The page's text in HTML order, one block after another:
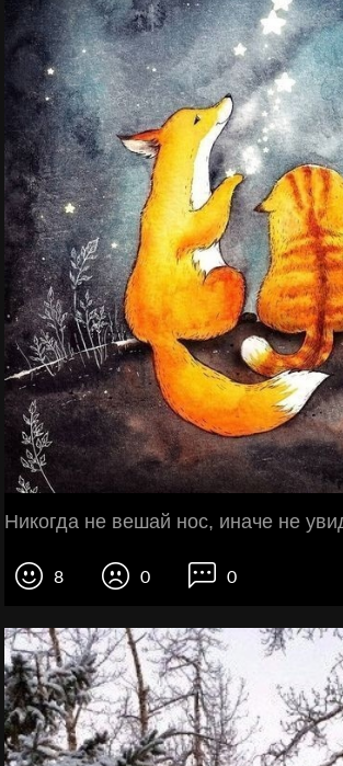
Никогда не вешай нос, иначе не
8 0 0